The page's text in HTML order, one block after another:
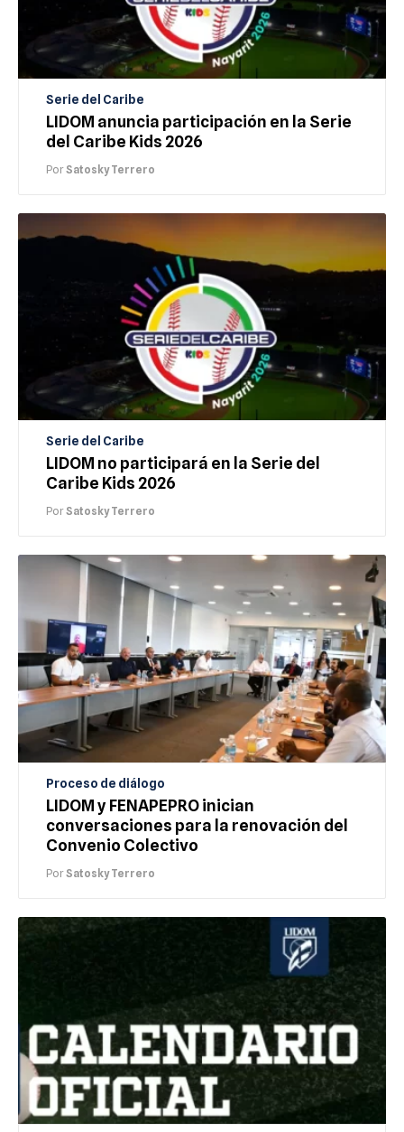
Serie del Caribe
LIDOM anuncia participación en la Serie
del Caribe Kids 2026
PorSatosky Terrero
Serie del Caribe
LIDOM no participará en la Serie del
Caribe Kids 2026
PorSatosky Terrero
Proceso de diálogo
LIDOM y FENAPEPRO inician
conversaciones para la renovación del
Convenio Colectivo
PorSatosky Terrero